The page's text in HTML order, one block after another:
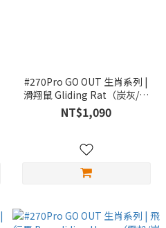
#270Pro GO OUT 生肖系列 |
滑翔鼠 Gliding Rat（炭灰/炭
黑）
NT$1,090